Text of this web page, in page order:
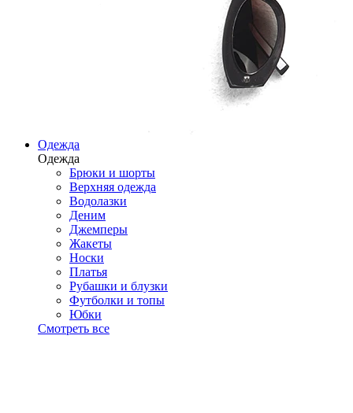
Одежда
Одежда
Брюки и шорты
Верхняя одежда
Водолазки
Деним
Джемперы
Жакеты
Носки
Платья
Рубашки и блузки
Футболки и топы
Юбки
Смотреть все